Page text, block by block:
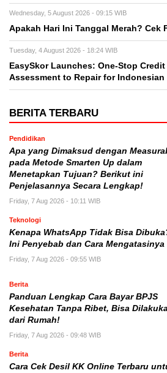
Wednesday, 5 August 2026 - 09:15 WIB
Apakah Hari Ini Tanggal Merah? Cek
Tuesday, 4 August 2026 - 18:24 WIB
EasySkor Launches: One-Stop
Assessment to Repair for Indonesian
BERITA TERBARU
Pendidikan
Apa yang Dimaksud dengan
pada Metode Smarten Up dalam
Menetapkan Tujuan? Berikut ini
Penjelasannya Secara Lengkap!
Friday, 7 Aug 2026 - 10:11 WIB
Teknologi
Kenapa WhatsApp Tidak Bisa
Ini Penyebab dan Cara Mengatasinya
Friday, 7 Aug 2026 - 09:55 WIB
Berita
Panduan Lengkap Cara Bayar BPJS
Kesehatan Tanpa Ribet, Bisa
dari Rumah!
Friday, 7 Aug 2026 - 09:48 WIB
Berita
Cara Cek Desil KK Online Terbaru